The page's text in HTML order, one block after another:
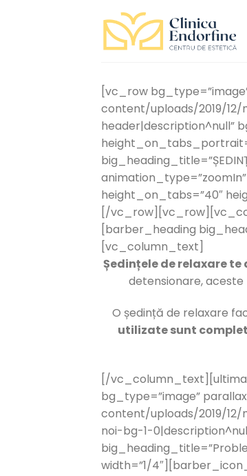
[vc_row
content/uploads/2019/
header|description^null”
height_on_tabs=”40″
[/
[barber_heading
[vc_column_text]
Ședințele de relaxare
detensionare,
O ședință de relaxare
utilizate sunt
[/
bg_type=”image”
content/uploads/2019/
noi-bg-1-
width=”1/